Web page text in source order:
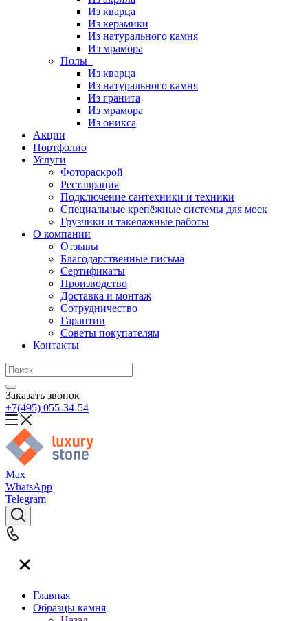
Из кварца
Из керамики
Из натурального камня
Из мрамора
Полы
Из кварца
Из натурального камня
Из гранита
Из мрамора
Из оникса
Акции
Портфолио
Услуги
Фотораскрой
Реставрация
Подключение сантехники и техники
Специальные крепёжные системы для моек
Грузчики и такелажные работы
О компании
Отзывы
Благодарственные письма
Сертификаты
Производство
Доставка и монтаж
Сотрудничество
Гарантии
Советы покупателям
Контакты
Заказать звонок
+7(495) 055-34-54
Max
WhatsApp
Telegram
Главная
Образцы камня